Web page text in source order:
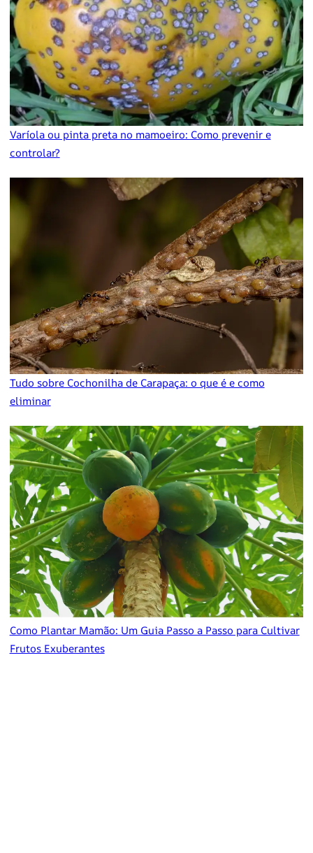
Varíola ou pinta preta no mamoeiro: Como prevenir e
controlar?
Tudo sobre Cochonilha de Carapaça: o que é e como
eliminar
Como Plantar Mamão: Um Guia Passo a Passo para Cultivar
Frutos Exuberantes